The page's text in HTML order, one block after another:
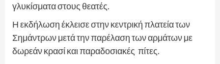
γλυκίσματα στους θεατές.
Η εκδήλωση έκλεισε στην κεντρική πλατεία των
Σημάντρων μετά την παρέλαση των αρμάτων με
δωρεάν κρασί και παραδοσιακές πίτες.